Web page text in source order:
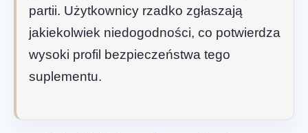
partii. Użytkownicy rzadko zgłaszają
jakiekolwiek niedogodności, co potwierdza
wysoki profil bezpieczeństwa tego
suplementu.